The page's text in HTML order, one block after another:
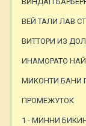
ВЕЙ ТАЛИ ЛАВ
ВИТТОРИ ИЗ
ИНАМОРАТО
МИКОНТИ БАНИ
ПРОМЕЖУТОК
1 - МИННИ